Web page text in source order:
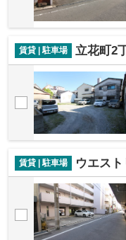
賃貸 | 駐車場 立花町2
賃貸 | 駐車場 ウエス